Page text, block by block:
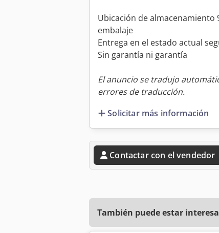
Ubicación de almacenamiento
embalaje
Entrega en el estado actual
Sin garantía ni garantía
El anuncio se tradujo
errores de traducción.
Solicitar más información
Contactar con el vendedor
También puede estar